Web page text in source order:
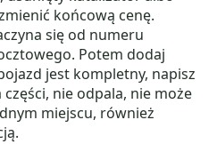
końcową cenę.
się od numeru
Potem dodaj
jest kompletny, napisz
nie odpala, nie może
miejscu, również